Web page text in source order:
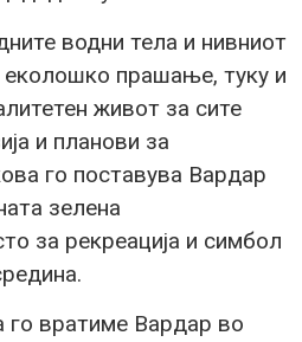
водни тела и нивниот
прашање, туку и
живот за сите
и планови за
го поставува Вардар
зелена
за рекреација и симбол
го вратиме Вардар во